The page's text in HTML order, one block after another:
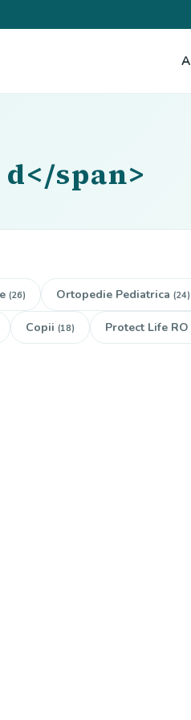
span>
(26) Ortopedie Pediatrica (24)
Copii (18) Protect Life RO